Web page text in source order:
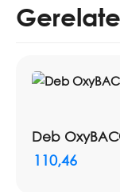
Deb
110,46